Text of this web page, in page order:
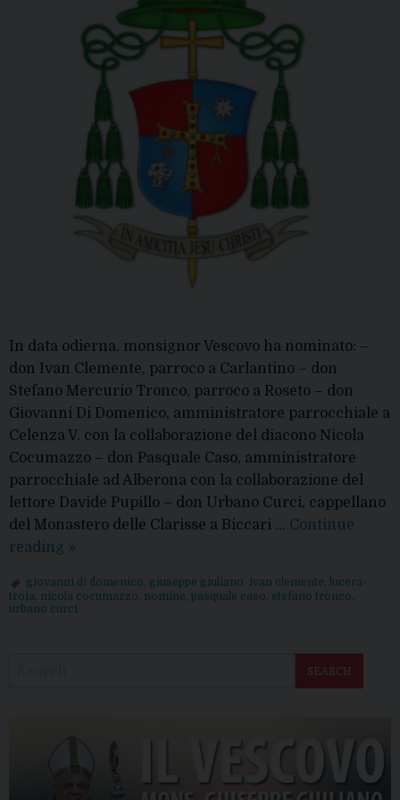
In data odierna, monsignor Vescovo ha nominato: –
don Ivan Clemente, parroco a Carlantino – don
Stefano Mercurio Tronco, parroco a Roseto – don
Giovanni Di Domenico, amministratore parrocchiale a
Celenza V. con la collaborazione del diacono Nicola
Cocumazzo – don Pasquale Caso, amministratore
parrocchiale ad Alberona con la collaborazione del
lettore Davide Pupillo – don Urbano Curci, cappellano
del Monastero delle Clarisse a Biccari … Continue
reading Nomine
Vescovo
»
giovanni di domenico giuseppe giuliano ivan clemente
lucera-
troia nicola cocumazzo nomine pasquale caso stefano tronco
urbano curci
SEARCH